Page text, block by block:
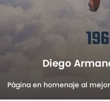
Diego
Página en homenaje al